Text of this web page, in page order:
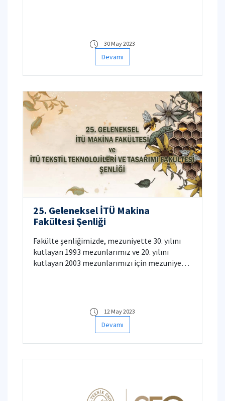
30 May 2023
Devamı
25. Geleneksel İTÜ Makina
Fakültesi Şenliği
Fakülte şenliğimizde, mezuniyette 30. yılını
kutlayan 1993 mezunlarımız ve 20. yılını
kutlayan 2003 mezunlarımızı için mezuniyet
12 May 2023
Devamı